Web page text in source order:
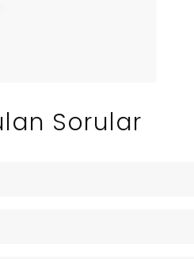
Sorular